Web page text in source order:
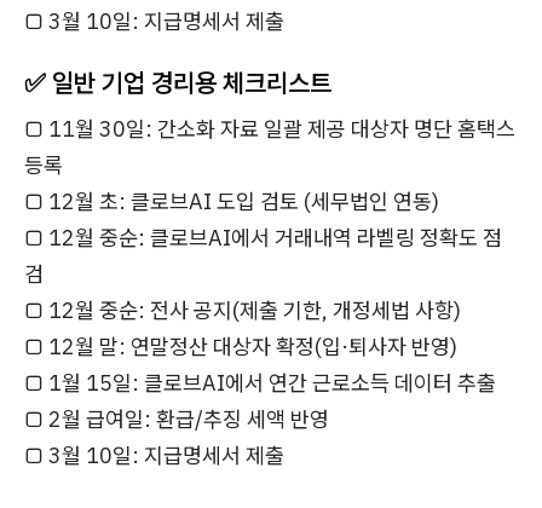
□ 3월 10일: 지급명세서 제출
✅ 일반 기업 경리용 체크리스트
□ 11월 30일: 간소화 자료 일괄 제공 대상자 명단 홈택스
등록
□ 12월 초: 클로브AI 도입 검토 (세무법인 연동)
□ 12월 중순: 클로브AI에서 거래내역 라벨링 정확도 점
검
□ 12월 중순: 전사 공지(제출 기한, 개정세법 사항)
□ 12월 말: 연말정산 대상자 확정(입·퇴사자 반영)
□ 1월 15일: 클로브AI에서 연간 근로소득 데이터 추출
□ 2월 급여일: 환급/추징 세액 반영
□ 3월 10일: 지급명세서 제출